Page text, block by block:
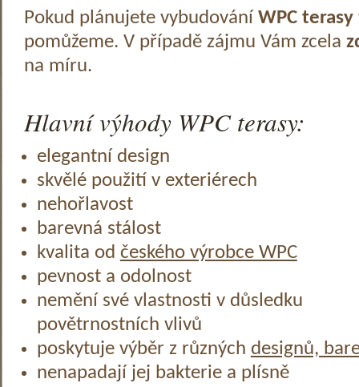
Pokud plánujete vybudování WPC terasy
pomůžeme. V případě zájmu Vám zcela
na míru.
Hlavní výhody WPC terasy:
elegantní design
skvělé použití v exteriérech
nehořlavost
barevná stálost
kvalita od českého výrobce WPC
pevnost a odolnost
nemění své vlastnosti v důsledku
povětrnostních vlivů
poskytuje výběr z různých designů,
nenapadají jej bakterie a plísně